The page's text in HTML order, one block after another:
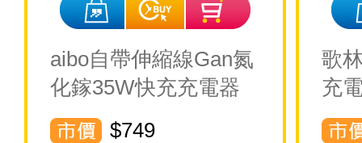
aibo自帶伸縮線Gan氮
化鎵35W快充充電器
$749
歌
充